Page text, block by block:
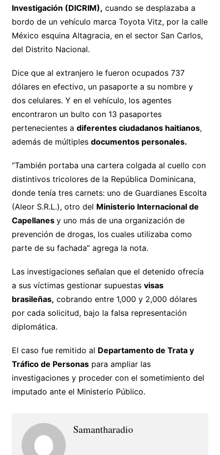
Investigación (DICRIM), cuando se desplazaba a
bordo de un vehículo marca Toyota Vitz, por la calle
México esquina Altagracia, en el sector San Carlos,
del Distrito Nacional.
Dice que al extranjero le fueron ocupados 737
dólares en efectivo, un pasaporte a su nombre y
dos celulares. Y en el vehículo, los agentes
encontraron un bulto con 13 pasaportes
pertenecientes a diferentes ciudadanos haitianos,
además de múltiples documentos personales.
“También portaba una cartera colgada al cuello con
distintivos tricolores de la República Dominicana,
donde tenía tres carnets: uno de Guardianes Escolta
(Aleor S.R.L.), otro del Ministerio Internacional de
Capellanes y uno más de una organización de
prevención de drogas, los cuales utilizaba como
parte de su fachada” agrega la nota.
Las investigaciones señalan que el detenido ofrecía
a sus víctimas gestionar supuestas visas
brasileñas, cobrando entre 1,000 y 2,000 dólares
por cada solicitud, bajo la falsa representación
diplomática.
El caso fue remitido al Departamento de Trata y
Tráfico de Personaspara ampliar las
investigaciones y proceder con el sometimiento del
imputado ante el Ministerio Público.
Samantharadio